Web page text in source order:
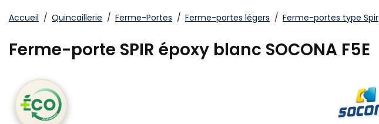
Accueil / Quincaillerie / Ferme-Portes / Ferme-portes légers / Ferme-portes type Spir
Ferme-porte SPIR époxy blanc SOCONA F5E